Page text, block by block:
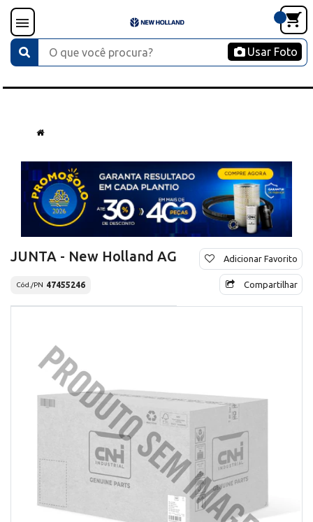
Usar Foto
JUNTA - New Holland AG
Cód./PN 47455246
Adicionar Favorito
Compartilhar